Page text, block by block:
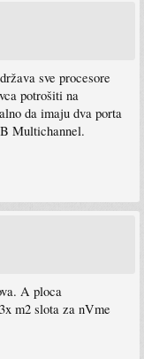
sve procesore
potrošiti na
da imaju dva porta
Multichannel.
A ploca
m2 slota za nVme